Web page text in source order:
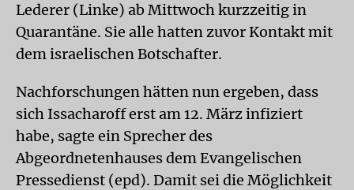
Lederer (Linke) ab Mittwoch kurzzeitig in
Quarantäne. Sie alle hatten zuvor Kontakt mit
dem israelischen Botschafter.
Nachforschungen hätten nun ergeben, dass
sich Issacharoff erst am 12. März infiziert
habe, sagte ein Sprecher des
Abgeordnetenhauses dem Evangelischen
Pressedienst (epd). Damit sei die Möglichkeit